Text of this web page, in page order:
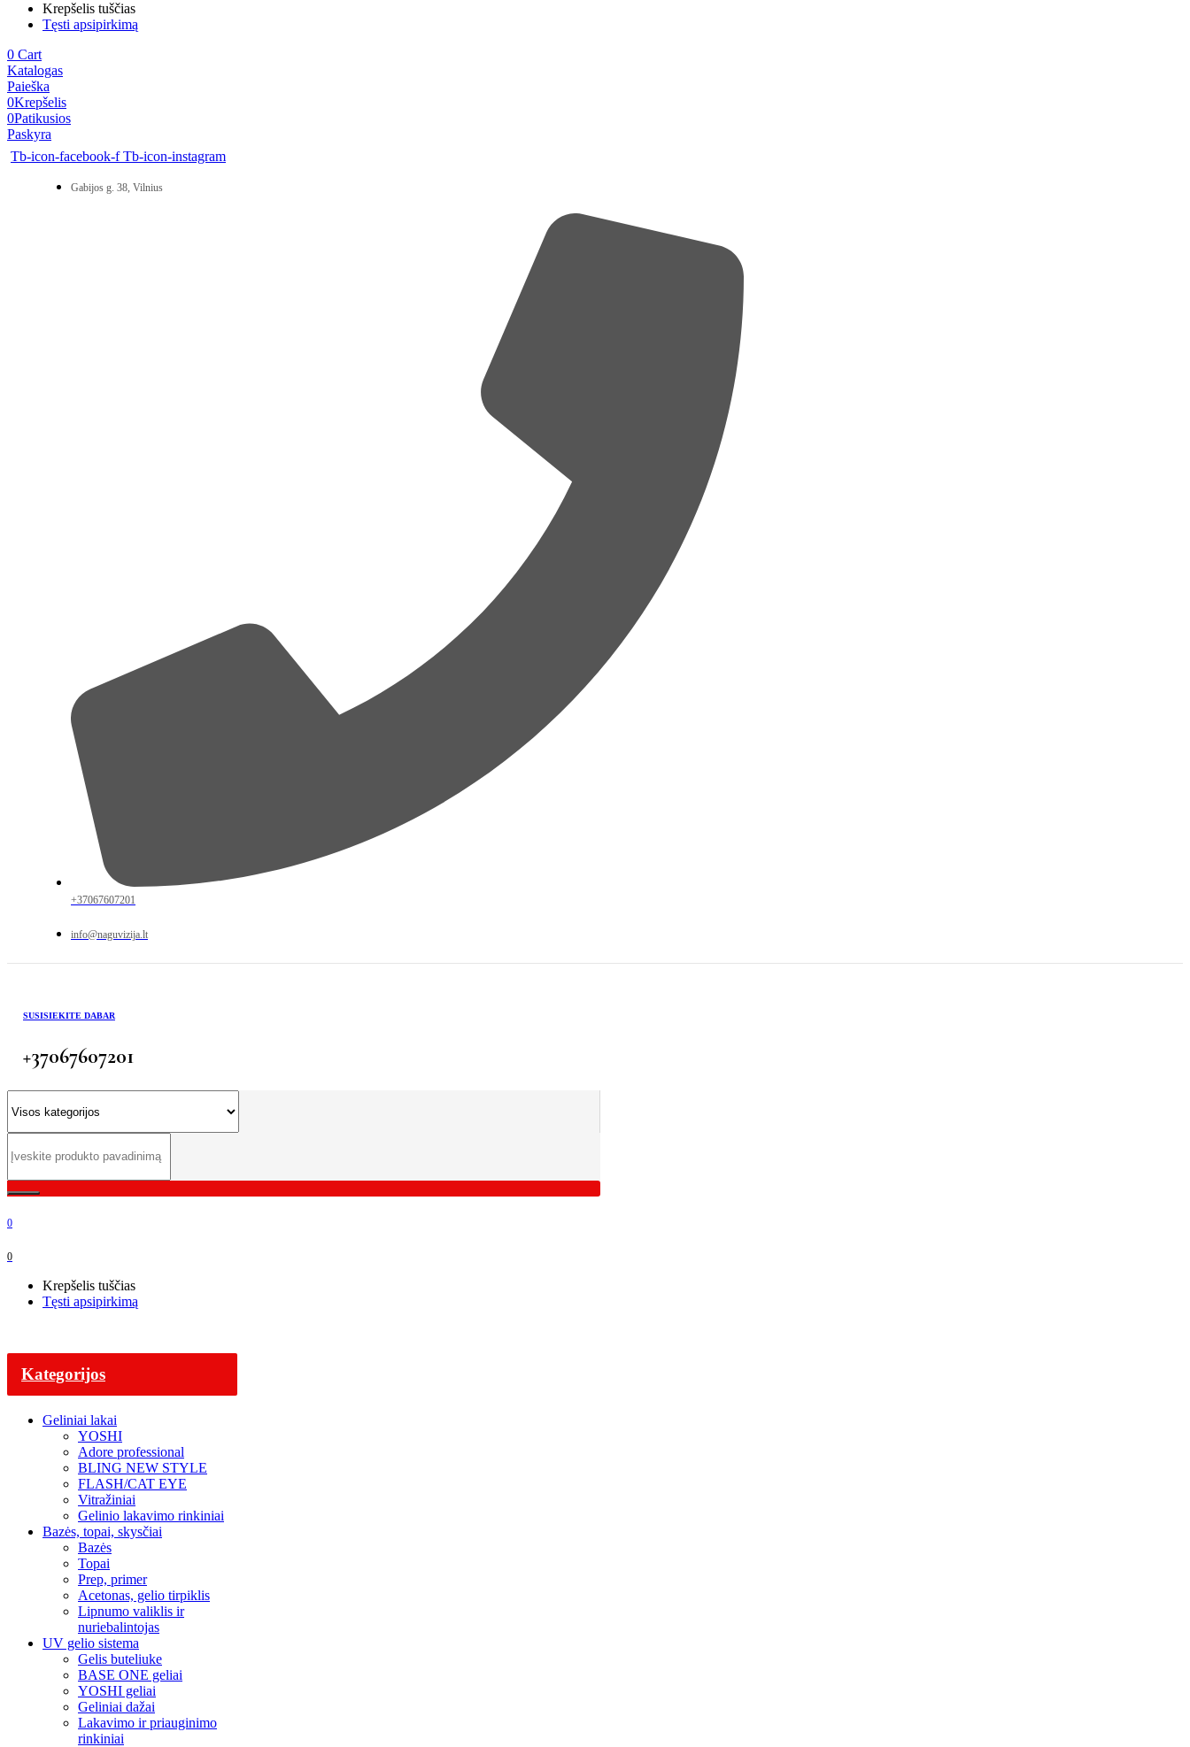
Krepšelis tuščias
Tęsti apsipirkimą
0 Cart
Katalogas
Paieška
0Krepšelis
0Patikusios
Paskyra
Tb-icon-facebook-f Tb-icon-instagram
Gabijos g. 38, Vilnius
+37067607201
info@naguvizija.lt
SUSISIEKITE DABAR
+37067607201
0
0
Krepšelis tuščias
Tęsti apsipirkimą
Kategorijos
Geliniai lakai
YOSHI
Adore professional
BLING NEW STYLE
FLASH/CAT EYE
Vitražiniai
Gelinio lakavimo rinkiniai
Bazės, topai, skysčiai
Bazės
Topai
Prep, primer
Acetonas, gelio tirpiklis
Lipnumo valiklis ir
nuriebalintojas
UV gelio sistema
Gelis buteliuke
BASE ONE geliai
YOSHI geliai
Geliniai dažai
Lakavimo ir priauginimo
rinkiniai